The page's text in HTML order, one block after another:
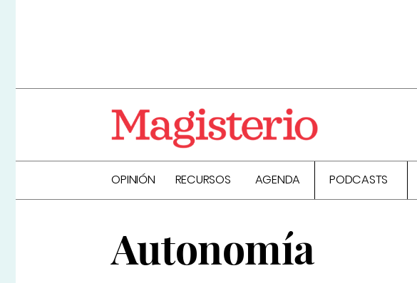
OPINIÓN RECURSOS AGENDA PODCASTS
Autonomía